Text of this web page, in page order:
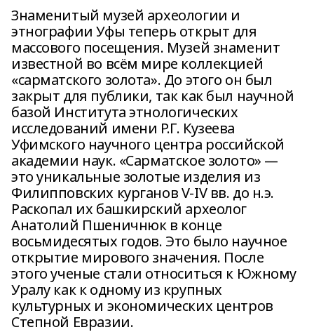
Знаменитый музей археологии и
этнографии Уфы теперь открыт для
массового посещения. Музей знаменит
известной во всём мире коллекцией
«сарматского золота». До этого он был
закрыт для публики, так как был научной
базой Института этнологических
исследований имени Р.Г. Кузеева
Уфимского научного центра российской
академии наук. «Сарматское золото» —
это уникальные золотые изделия из
Филипповских курганов V-IV вв. до н.э.
Раскопал их башкирский археолог
Анатолий Пшеничнюк в конце
восьмидесятых годов. Это было научное
открытие мирового значения. После
этого ученые стали относиться к Южному
Уралу как к одному из крупных
культурных и экономических центров
Степной Евразии.